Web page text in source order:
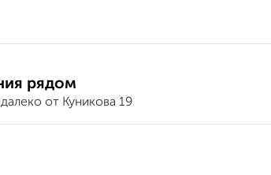
рядом
от Куникова 19